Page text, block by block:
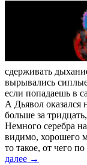
сдерживать
вырывались
если попадаешь в
А Дьявол
больше за
Немного серебра
видимо, хорошего
то такое, от чего
далее →